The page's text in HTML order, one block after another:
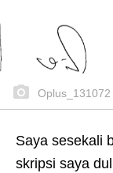
Oplus_131072
Saya sesekali
skripsi saya